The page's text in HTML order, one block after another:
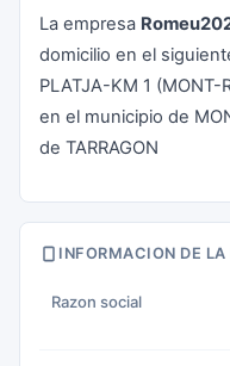
La empresa
domicilio en el
PLATJA-KM 1 (MONT-
en el municipio de
de TARRAGON
INFORMACION DE LA
Razon social